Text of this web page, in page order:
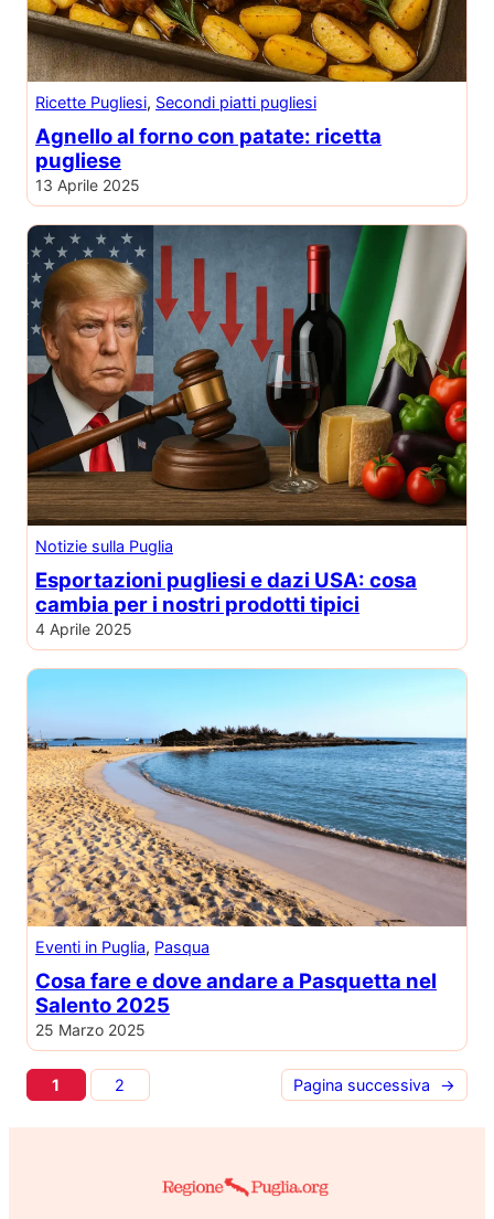
Ricette Pugliesi, Secondi piatti pugliesi
Agnello al forno con patate: ricetta
pugliese
13 Aprile 2025
Notizie sulla Puglia
Esportazioni pugliesi e dazi USA: cosa
cambia per i nostri prodotti tipici
4 Aprile 2025
Eventi in Puglia, Pasqua
Cosa fare e dove andare a Pasquetta nel
Salento 2025
25 Marzo 2025
1 2 Pagina successiva →